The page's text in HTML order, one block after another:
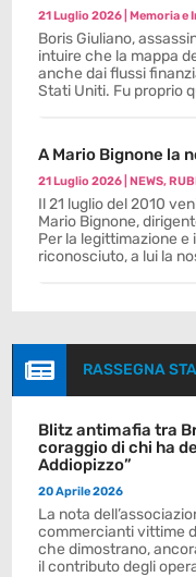
21 Luglio 2026 |Memoria e
Boris Giuliano,
intuire che la mappa
anche dai flussi
Stati Uniti. Fu proprio
A Mario Bignone la
21 Luglio 2026 |NEWS,
Il 21 luglio del 2010
Mario Bignone,
Per la legittimazione e
riconosciuto, a lui la
 RASSEGNA
Blitz antimafia tra
coraggio di chi ha
Addiopizzo”
20 Aprile 2026
La nota
commercianti vittime
che dimostrano,
il contributo degli